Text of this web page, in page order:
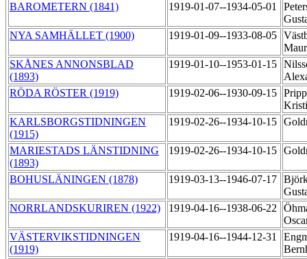
BAROMETERN (1841)
1919-01-07--1934-05-01
NYA SAMHÄLLET (1900)
1919-01-09--1933-08-05
SKÅNES ANNONSBLAD
(1893)
1919-01-10--1953-01-15
RÖDA RÖSTER (1919)
1919-02-06--1930-09-15
KARLSBORGSTIDNINGEN
(1915)
1919-02-26--1934-10-15
MARIESTADS LÄNSTIDNING
(1893)
1919-02-26--1934-10-15
BOHUSLÄNINGEN (1878) 1919-03-13--1946-07-17
NORRLANDSKURIREN (1922)
1919-04-16--1938-06-22
VÄSTERVIKSTIDNINGEN
(1919)
1919-04-16--1944-12-31